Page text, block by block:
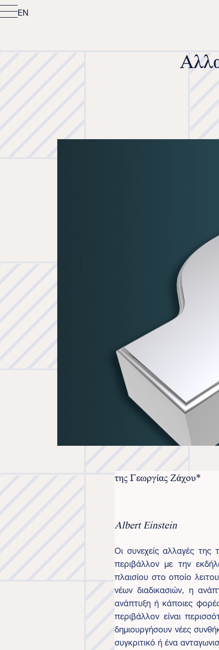
EN
της Γεωργίας Ζάχου*
AlbertEinstein
Οι συνεχείς αλλαγές της
περιβάλλον με την
πλαισίου στο οποίο
νέων διαδικασιών, η
ανάπτυξη ή κάποιες
περιβάλλον είναι
δημιουργήσουν νέες
συγκριτικό ή ένα